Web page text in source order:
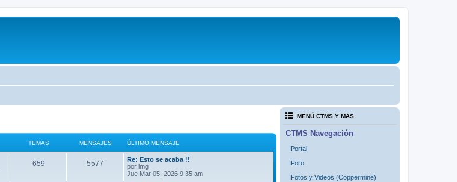
TEMAS MENSAJES ÚLTIMO MENSAJE
659 5577
Re: Esto se acaba !!
por lmg
Jue Mar 05, 2026 9:35 am
MENÚ CTMS Y MAS
CTMS Navegación
Portal
Foro
Fotos y Videos (Coppermine)